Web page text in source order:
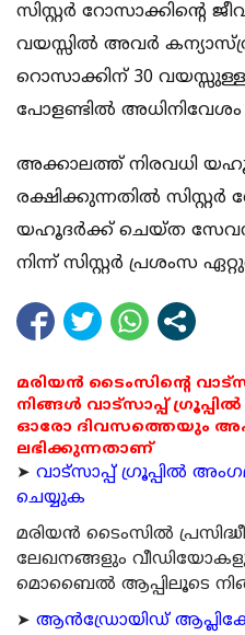
സിസ്റ്റര്‍ റോസാക്കിന്റെ
വയസ്സില്‍ അവര്‍
റൊസാക്കിന് 30
പോളണ്ടില്‍ അധിനിവേശം
അക്കാലത്ത് നിരവധി
രക്ഷിക്കുന്നതില്‍ സിസ്റ്റര്‍
യഹൂദര്‍ക്ക് ചെയ്ത
നിന്ന് സിസ്റ്റര്‍ പ്രശംസ
മരിയൻ ടൈംസിന്റെ
നിങ്ങൾ വാട്സാപ്പ്
ഓരോ ദിവസത്തെയും
ലഭിക്കുന്നതാണ്
➤ വാട്സാപ്പ് ഗ്രൂപ്പിൽ
ചെയ്യുക
മരിയന്‍ ടൈംസില്‍
ലേഖനങ്ങളും
മൊബൈല്‍ ആപ്പിലൂടെ
➤ ആന്‍ഡ്രോയിഡ്